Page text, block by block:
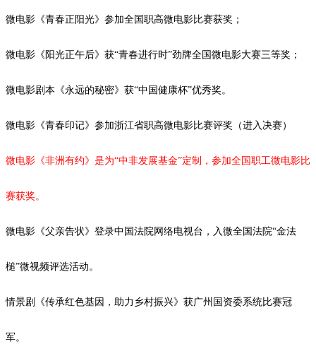
微电影《青春正阳光》参加全国职高微电影比赛获奖；
微电影《阳光正午后》获“青春进行时”劲牌全国微电影大赛三等奖；
微电影剧本《永远的秘密》获“中国健康杯”优秀奖。
微电影《青春印记》参加浙江省职高微电影比赛评奖（进入决赛）
微电影《非洲有约》是为“中非发展基金”定制，参加全国职工微电影比
赛获奖。
微电影《父亲告状》登录中国法院网络电视台，入微全国法院“金法
槌”微视频评选活动。
情景剧《传承红色基因，助力乡村振兴》获广州国资委系统比赛冠
军。